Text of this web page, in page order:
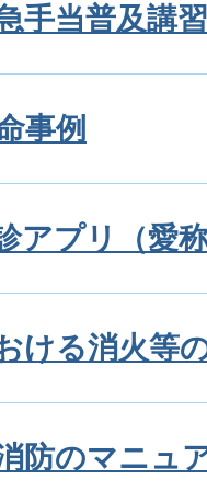
手当普及講
事例
アプリ（愛
ける消火等
防のマニュ